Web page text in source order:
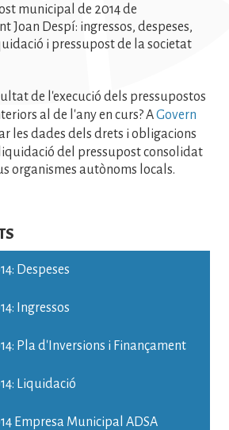
municipal de 2014 de
Joan Despí: ingressos, despeses,
i pressupost de la societat
de l'execució dels pressupostos
al de l'any en curs? AGovern
les dades dels drets i obligacions
del pressupost consolidat
organismes autònoms locals.
Despeses
Ingressos
Pla d'Inversions i Finançament
Liquidació
Empresa Municipal ADSA